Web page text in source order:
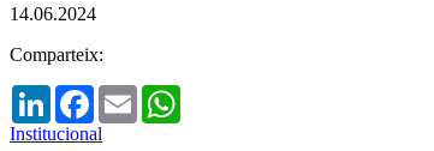
14.06.2024
Comparteix:
LinkedInFacebook
Email
Institucional